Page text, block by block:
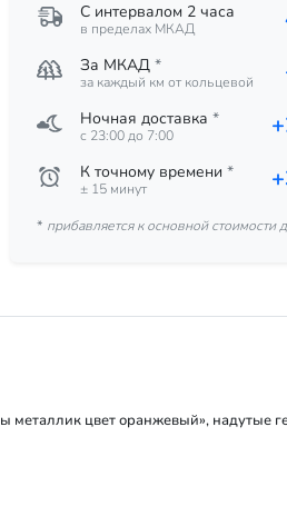
С интервалом 2 часа
в пределах МКАД
За МКАД *
за каждый км от кольцевой
Ночная доставка *
c 23:00 до 7:00
К точному времени *
± 15 минут
* прибавляется к основной стоимости
цвет оранжевый», надутые